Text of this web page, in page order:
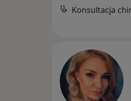
Konsultacja